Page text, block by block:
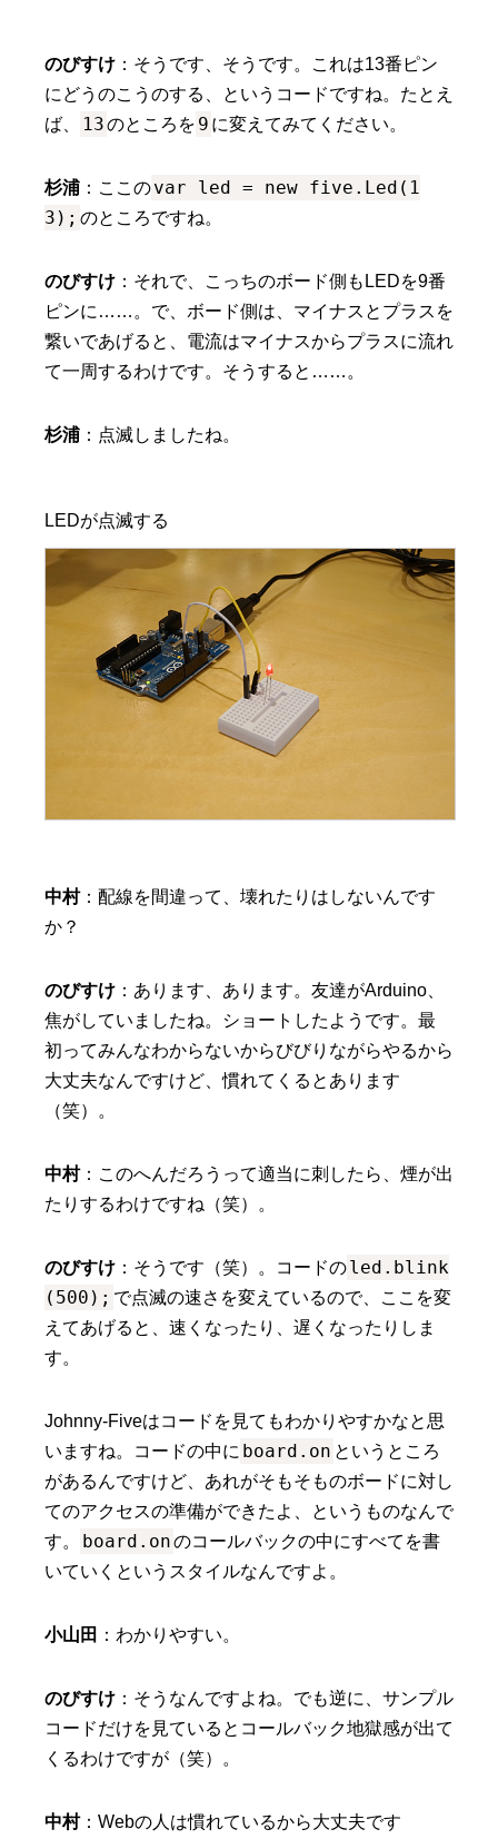
のびすけ ：そうです、そうです。これは13番ピン
にどうのこうのする、というコードですね。たとえ
ば、
13のところを 9 に変えてみてください。
杉浦 ：ここのvar led = new five.Led(1
3); のところですね。
のびすけ ：それで、こっちのボード側もLEDを9番
ピンに……。で、ボード側は、マイナスとプラスを
繋いであげると、電流はマイナスからプラスに流れ
て一周するわけです。そうすると……。
杉浦 ：点滅しましたね。
中村：配線を間違って、壊れたりはしないんです
か？
のびすけ ：あります、あります。友達がArduino、
焦がしていましたね。ショートしたようです。最
初ってみんなわからないからびびりながらやるから
大丈夫なんですけど、慣れてくるとあります
（笑）。
中村：このへんだろうって適当に刺したら、煙が出
たりするわけですね（笑）。
のびすけ ：そうです（笑）。コードのled.blink
(500); で点滅の速さを変えているので、ここを変
えてあげると、速くなったり、遅くなったりしま
す。
Johnny-Fiveはコードを見てもわかりやすかなと思
いますね。コードの中に board.on というところ
があるんですけど、あれがそもそものボードに対し
てのアクセスの準備ができたよ、というものなんで
す。
board.onのコールバックの中にすべてを書
いていくというスタイルなんですよ。
小山田 ：わかりやすい。
のびすけ ：そうなんですよね。でも逆に、サンプル
コードだけを見ているとコールバック地獄感が出て
くるわけですが（笑）。
中村：Webの人は慣れているから大丈夫です